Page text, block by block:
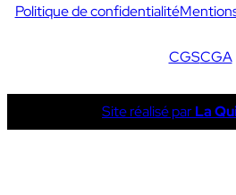
Politique de confidentialité
CGSCGA
Site réalisé parLa